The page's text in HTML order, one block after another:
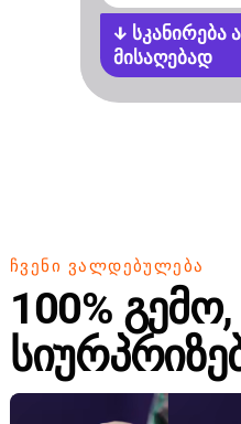
↓ სკანირება
მისაღებად
ᲩᲕᲔᲜᲘ ᲕᲐᲚᲓᲔᲑᲣᲚᲔᲑᲐ
100% გემო,